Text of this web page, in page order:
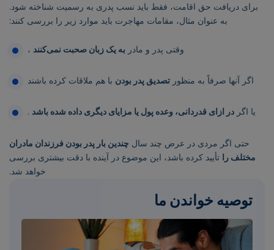
برای دریافت حق اقامت، فقط باید نسب پدری به رسمیت شناخته شود.
به عنوان مثال، مقامات مهاجرت باید موارد زیر را بررسی کنند:
وقتی پدر و مادر به یک زبان صحبت نمی‌کنند ،
اگر آنها صرفاً به منظور تصدیق پدر بودن با هم ملاقات کرده باشند
یا اگر در ازای قدردانی، وعده پول یا مزایای دیگری داده شده باشد .
حتی اگر مردی در عرض چند سال چندین بار پدر بودن فرزندان مادران
مختلف را تأیید کرده باشد، این موضوع در آینده با دقت بیشتری بررسی
خواهد شد.
توصیه خواندن ما